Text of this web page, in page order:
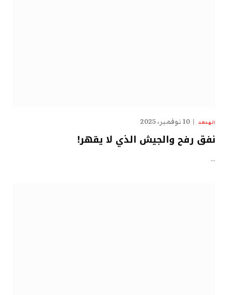
الهدهد 10 نوفمبر، 2025
نفق رفح والجيش الذي لا يقهر!
…